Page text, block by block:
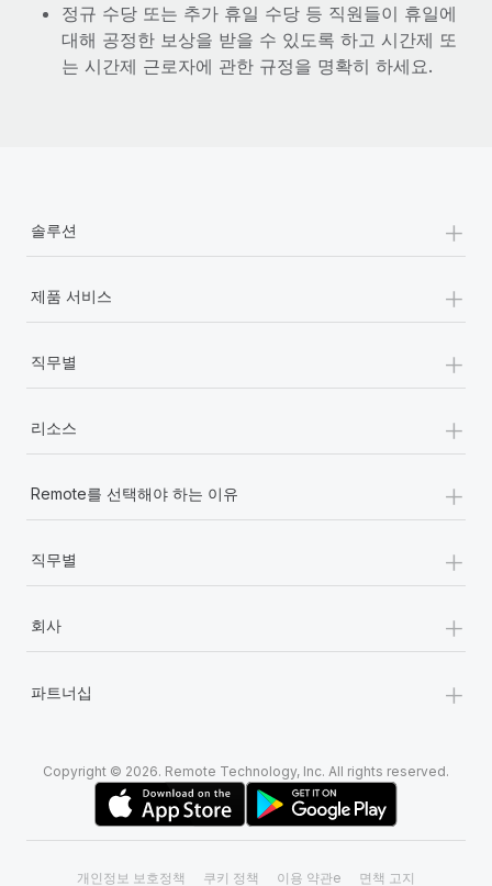
정규 수당 또는 추가 휴일 수당 등 직원들이 휴일에
대해 공정한 보상을 받을 수 있도록 하고 시간제 또
는 시간제 근로자에 관한 규정을 명확히 하세요.
솔루션 +
제품 서비스 +
직무별 +
리소스 +
Remote를 선택해야 하는 이유 +
직무별 +
회사 +
파트너십 +
Copyright © 2026. Remote Technology, Inc. All rights reserved.
개인정보 보호정책 쿠키 정책 이용 약관e 면책 고지